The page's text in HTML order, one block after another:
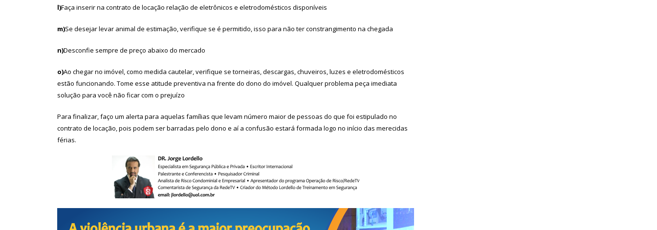
l)Faça inserir na contrato de locação relação de eletrônicos e eletrodomésticos disponíveis
m)Se desejar levar animal de estimação, verifique se é permitido, isso para não ter constrangimento na chegada
n)Desconfie sempre de preço abaixo do mercado
o)Ao chegar no imóvel, como medida cautelar, verifique se torneiras, descargas, chuveiros, luzes e eletrodomésticos
estão funcionando. Tome esse atitude preventiva na frente do dono do imóvel. Qualquer problema peça imediata
solução para você não ficar com o prejuízo
Para finalizar, faço um alerta para aquelas famílias que levam número maior de pessoas do que foi estipulado no
contrato de locação, pois podem ser barradas pelo dono e aí a confusão estará formada logo no início das merecidas
férias.